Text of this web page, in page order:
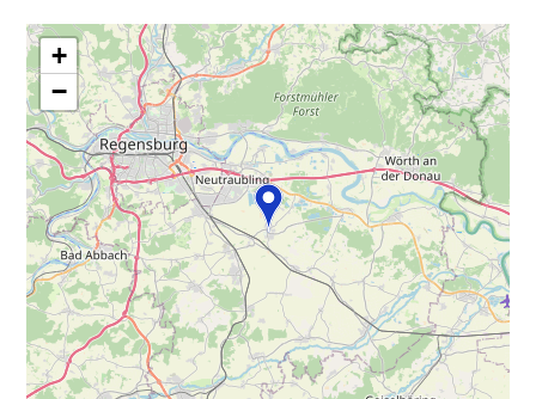
+
−